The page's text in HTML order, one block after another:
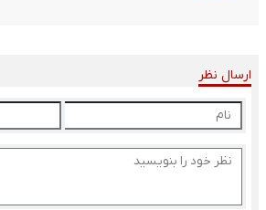
ارسال نظر